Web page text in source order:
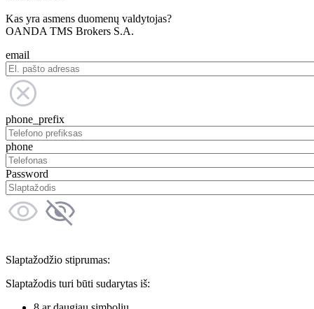
Kas yra asmens duomenų valdytojas?
OANDA TMS Brokers S.A.
email
phone_prefix
phone
Password
Slaptažodžio stiprumas:
Slaptažodis turi būti sudarytas iš: